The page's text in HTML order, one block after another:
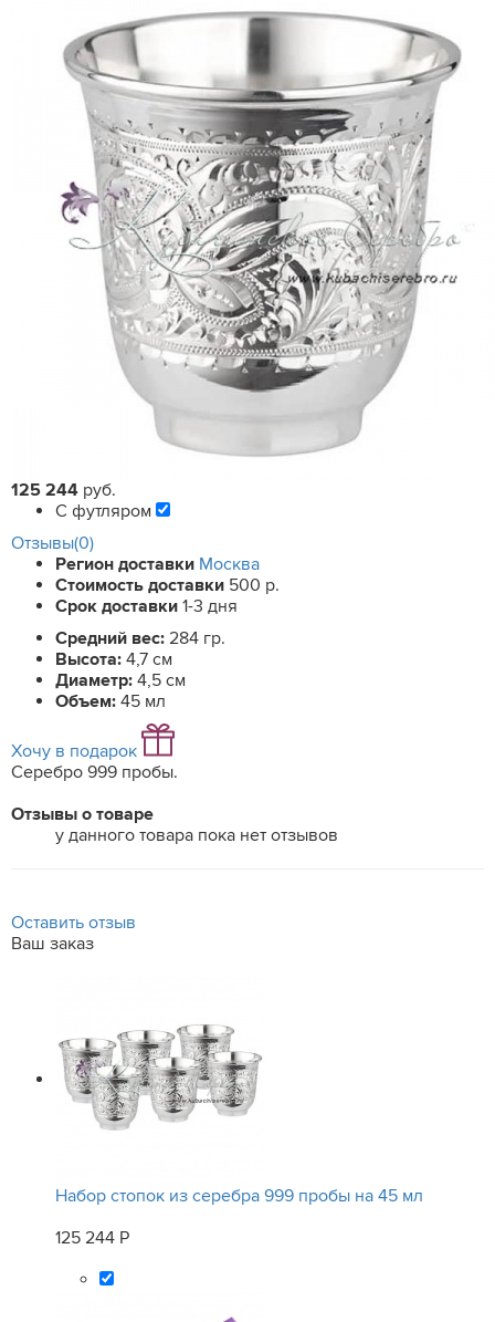
125 244 руб.
С футляром
Отзывы(0)
Регион доставки Москва
Стоимость доставки 500 р.
Срок доставки 1-3 дня
Средний вес: 284 гр.
Высота: 4,7 см
Диаметр: 4,5 см
Объем: 45 мл
Хочу в подарок
Серебро 999 пробы.
Отзывы о товаре
у данного товара пока нет отзывов
Оставить отзыв
Ваш заказ
Набор стопок из серебра 999 пробы на 45 мл
125 244 Р